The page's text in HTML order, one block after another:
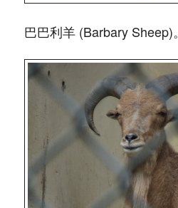
巴巴利羊 (Barbary Sheep)。